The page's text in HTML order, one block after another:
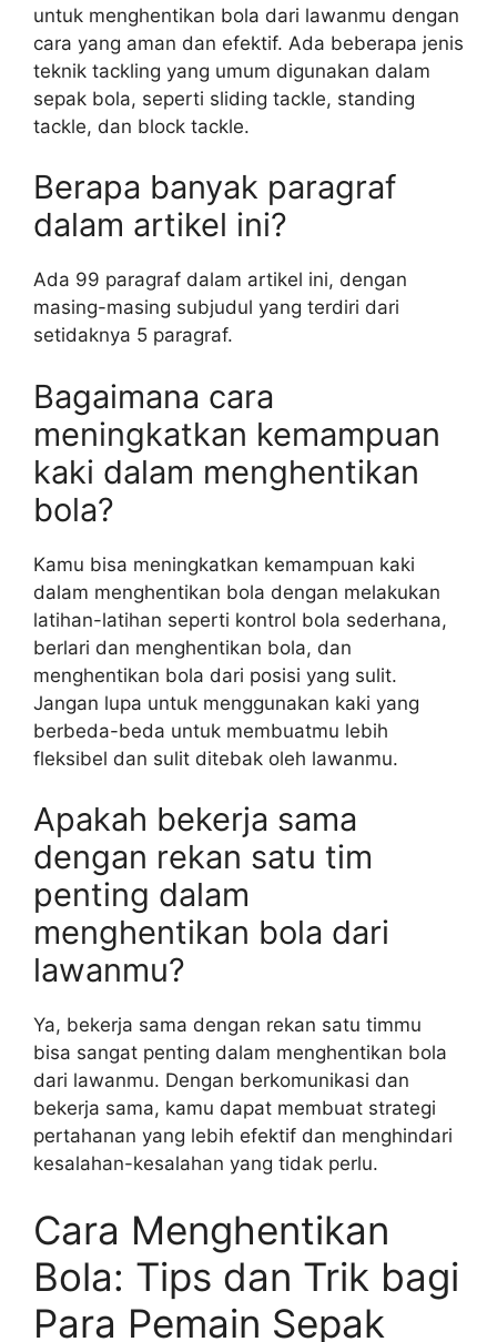
untuk menghentikan bola dari lawanmu dengan
cara yang aman dan efektif. Ada beberapa jenis
teknik tackling yang umum digunakan dalam
sepak bola, seperti sliding tackle, standing
tackle, dan block tackle.
Berapa banyak paragraf
dalam artikel ini?
Ada 99 paragraf dalam artikel ini, dengan
masing-masing subjudul yang terdiri dari
setidaknya 5 paragraf.
Bagaimana cara
meningkatkan kemampuan
kaki dalam menghentikan
bola?
Kamu bisa meningkatkan kemampuan kaki
dalam menghentikan bola dengan melakukan
latihan-latihan seperti kontrol bola sederhana,
berlari dan menghentikan bola, dan
menghentikan bola dari posisi yang sulit.
Jangan lupa untuk menggunakan kaki yang
berbeda-beda untuk membuatmu lebih
fleksibel dan sulit ditebak oleh lawanmu.
Apakah bekerja sama
dengan rekan satu tim
penting dalam
menghentikan bola dari
lawanmu?
Ya, bekerja sama dengan rekan satu timmu
bisa sangat penting dalam menghentikan bola
dari lawanmu. Dengan berkomunikasi dan
bekerja sama, kamu dapat membuat strategi
pertahanan yang lebih efektif dan menghindari
kesalahan-kesalahan yang tidak perlu.
Cara Menghentikan
Bola: Tips dan Trik bagi
Para Pemain Sepak